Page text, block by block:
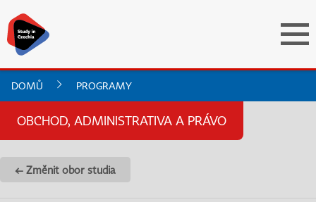
DOMŮ PROGRAMY
OBCHOD, ADMINISTRATIVA A PRÁVO
← Změnit obor studia